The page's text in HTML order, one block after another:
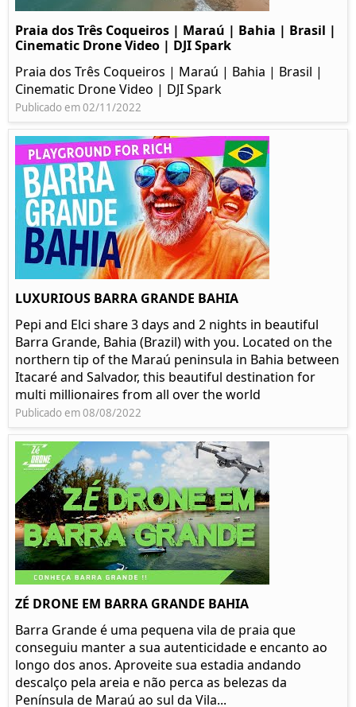
Praia dos Três Coqueiros | Maraú | Bahia | Brasil |
Cinematic Drone Video | DJI Spark
Praia dos Três Coqueiros | Maraú | Bahia | Brasil |
Cinematic Drone Video | DJI Spark
Publicado em 02/11/2022
LUXURIOUS BARRA GRANDE BAHIA
Pepi and Elci share 3 days and 2 nights in beautiful
Barra Grande, Bahia (Brazil) with you. Located on the
northern tip of the Maraú peninsula in Bahia between
Itacaré and Salvador, this beautiful destination for
multi millionaires from all over the world
Publicado em 08/08/2022
ZÉ DRONE EM BARRA GRANDE BAHIA
Barra Grande é uma pequena vila de praia que
conseguiu manter a sua autenticidade e encanto ao
longo dos anos. Aproveite sua estadia andando
descalço pela areia e não perca as belezas da
Península de Maraú ao sul da Vila...